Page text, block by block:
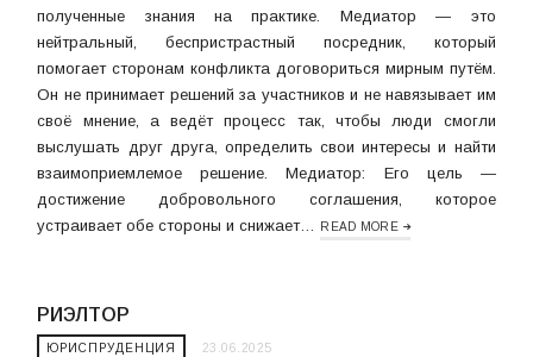
полученные знания на практике. Медиатор — это
нейтральный, беспристрастный посредник, который
помогает сторонам конфликта договориться мирным путём.
Он не принимает решений за участников и не навязывает им
своё мнение, а ведёт процесс так, чтобы люди смогли
выслушать друг друга, определить свои интересы и найти
взаимоприемлемое решение. Медиатор: Его цель —
достижение добровольного соглашения, которое
устраивает обе стороны и снижает…
READ MORE
РИЭЛТОР
ЮРИСПРУДЕНЦИЯ 23.06.2025